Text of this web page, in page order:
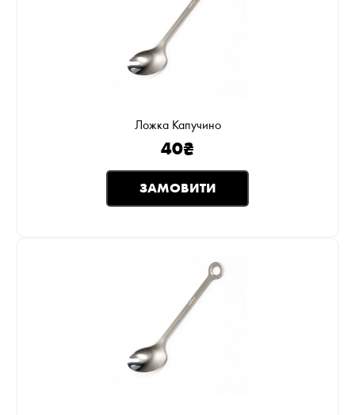
Ложка Капучино
40₴
ЗАМОВИТИ